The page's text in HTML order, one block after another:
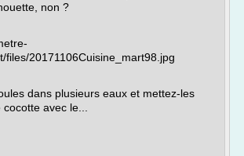
non ?
files/20171106Cuisine_mart98.jpg
dans plusieurs eaux et mettez-les
avec le...